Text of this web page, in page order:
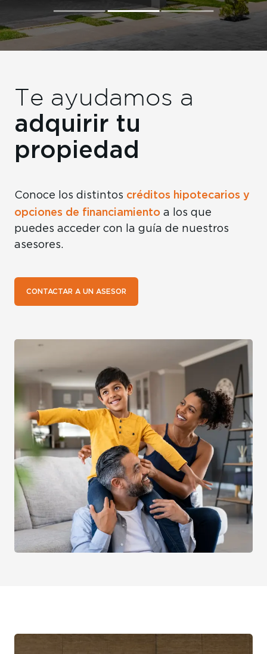
Te ayudamos a
adquirir tu
propiedad
Conoce los distintos créditos hipotecarios y
opciones de financiamiento a los que
puedes acceder con la guía de nuestros
asesores.
CONTACTAR A UN ASESOR